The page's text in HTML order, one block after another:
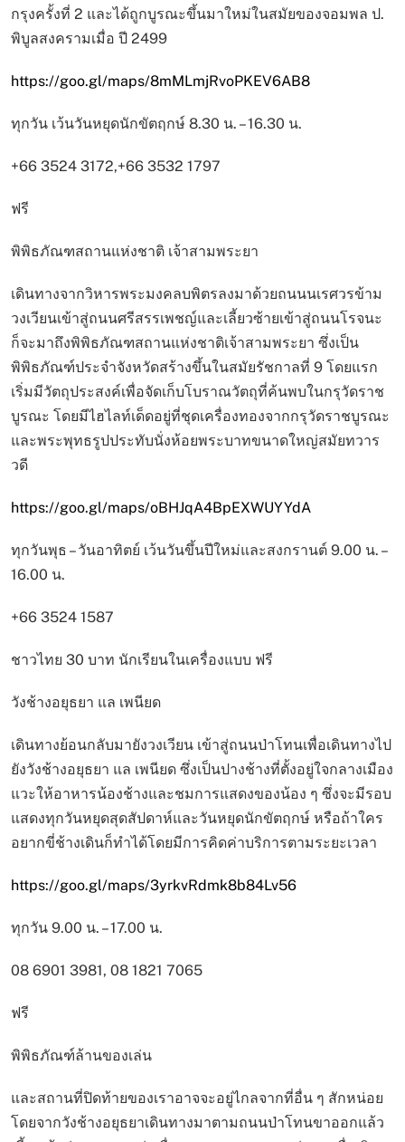
กรุงครั้งที่ 2 และได้ถูกบูรณะขึ้นมาใหม่ในสมัยของจอมพล ป.
พิบูลสงครามเมื่อ ปี 2499
https://goo.gl/maps/8mMLmjRvoPKEV6AB8
ทุกวัน เว้นวันหยุดนักขัตฤกษ์ 8.30 น. – 16.30 น.
+66 3524 3172,+66 3532 1797
ฟรี
พิพิธภัณฑสถานแห่งชาติ เจ้าสามพระยา
เดินทางจากวิหารพระมงคลบพิตรลงมาด้วยถนนนเรศวรข้าม
วงเวียนเข้าสู่ถนนศรีสรรเพชญ์และเลี้ยวซ้ายเข้าสู่ถนนโรจนะ
ก็จะมาถึงพิพิธภัณฑสถานแห่งชาติเจ้าสามพระยา ซึ่งเป็น
พิพิธภัณฑ์ประจำจังหวัดสร้างขึ้นในสมัยรัชกาลที่ 9 โดยแรก
เริ่มมีวัตถุประสงค์เพื่อจัดเก็บโบราณวัตถุที่ค้นพบในกรุวัดราช
บูรณะ โดยมีไฮไลท์เด็ดอยู่ที่ชุดเครื่องทองจากกรุวัดราชบูรณะ
และพระพุทธรูปประทับนั่งห้อยพระบาทขนาดใหญ่สมัยทวาร
วดี
https://goo.gl/maps/oBHJqA4BpEXWUYYdA
ทุกวันพุธ – วันอาทิตย์ เว้นวันขึ้นปีใหม่และสงกรานต์ 9.00 น. –
16.00 น.
+66 3524 1587
ชาวไทย 30 บาท นักเรียนในเครื่องแบบ ฟรี
วังช้างอยุธยา แล เพนียด
เดินทางย้อนกลับมายังวงเวียน เข้าสู่ถนนป่าโทนเพื่อเดินทางไป
ยังวังช้างอยุธยา แล เพนียด ซึ่งเป็นปางช้างที่ตั้งอยู่ใจกลางเมือง
แวะให้อาหารน้องช้างและชมการแสดงของน้อง ๆ ซึ่งจะมีรอบ
แสดงทุกวันหยุดสุดสัปดาห์และวันหยุดนักขัตฤกษ์ หรือถ้าใคร
อยากขี่ช้างเดินก็ทำได้โดยมีการคิดค่าบริการตามระยะเวลา
https://goo.gl/maps/3yrkvRdmk8b84Lv56
ทุกวัน 9.00 น. – 17.00 น.
08 6901 3981, 08 1821 7065
ฟรี
พิพิธภัณฑ์ล้านของเล่น
และสถานที่ปิดท้ายของเราอาจจะอยู่ไกลจากที่อื่น ๆ สักหน่อย
โดยจากวังช้างอยุธยาเดินทางมาตามถนนป่าโทนขาออกแล้ว